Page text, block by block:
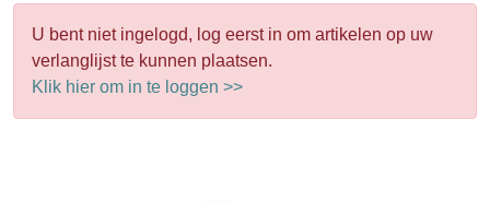
U bent niet ingelogd, log eerst in om artikelen op uw
verlanglijst te kunnen plaatsen.
Klik hier om in te loggen >>